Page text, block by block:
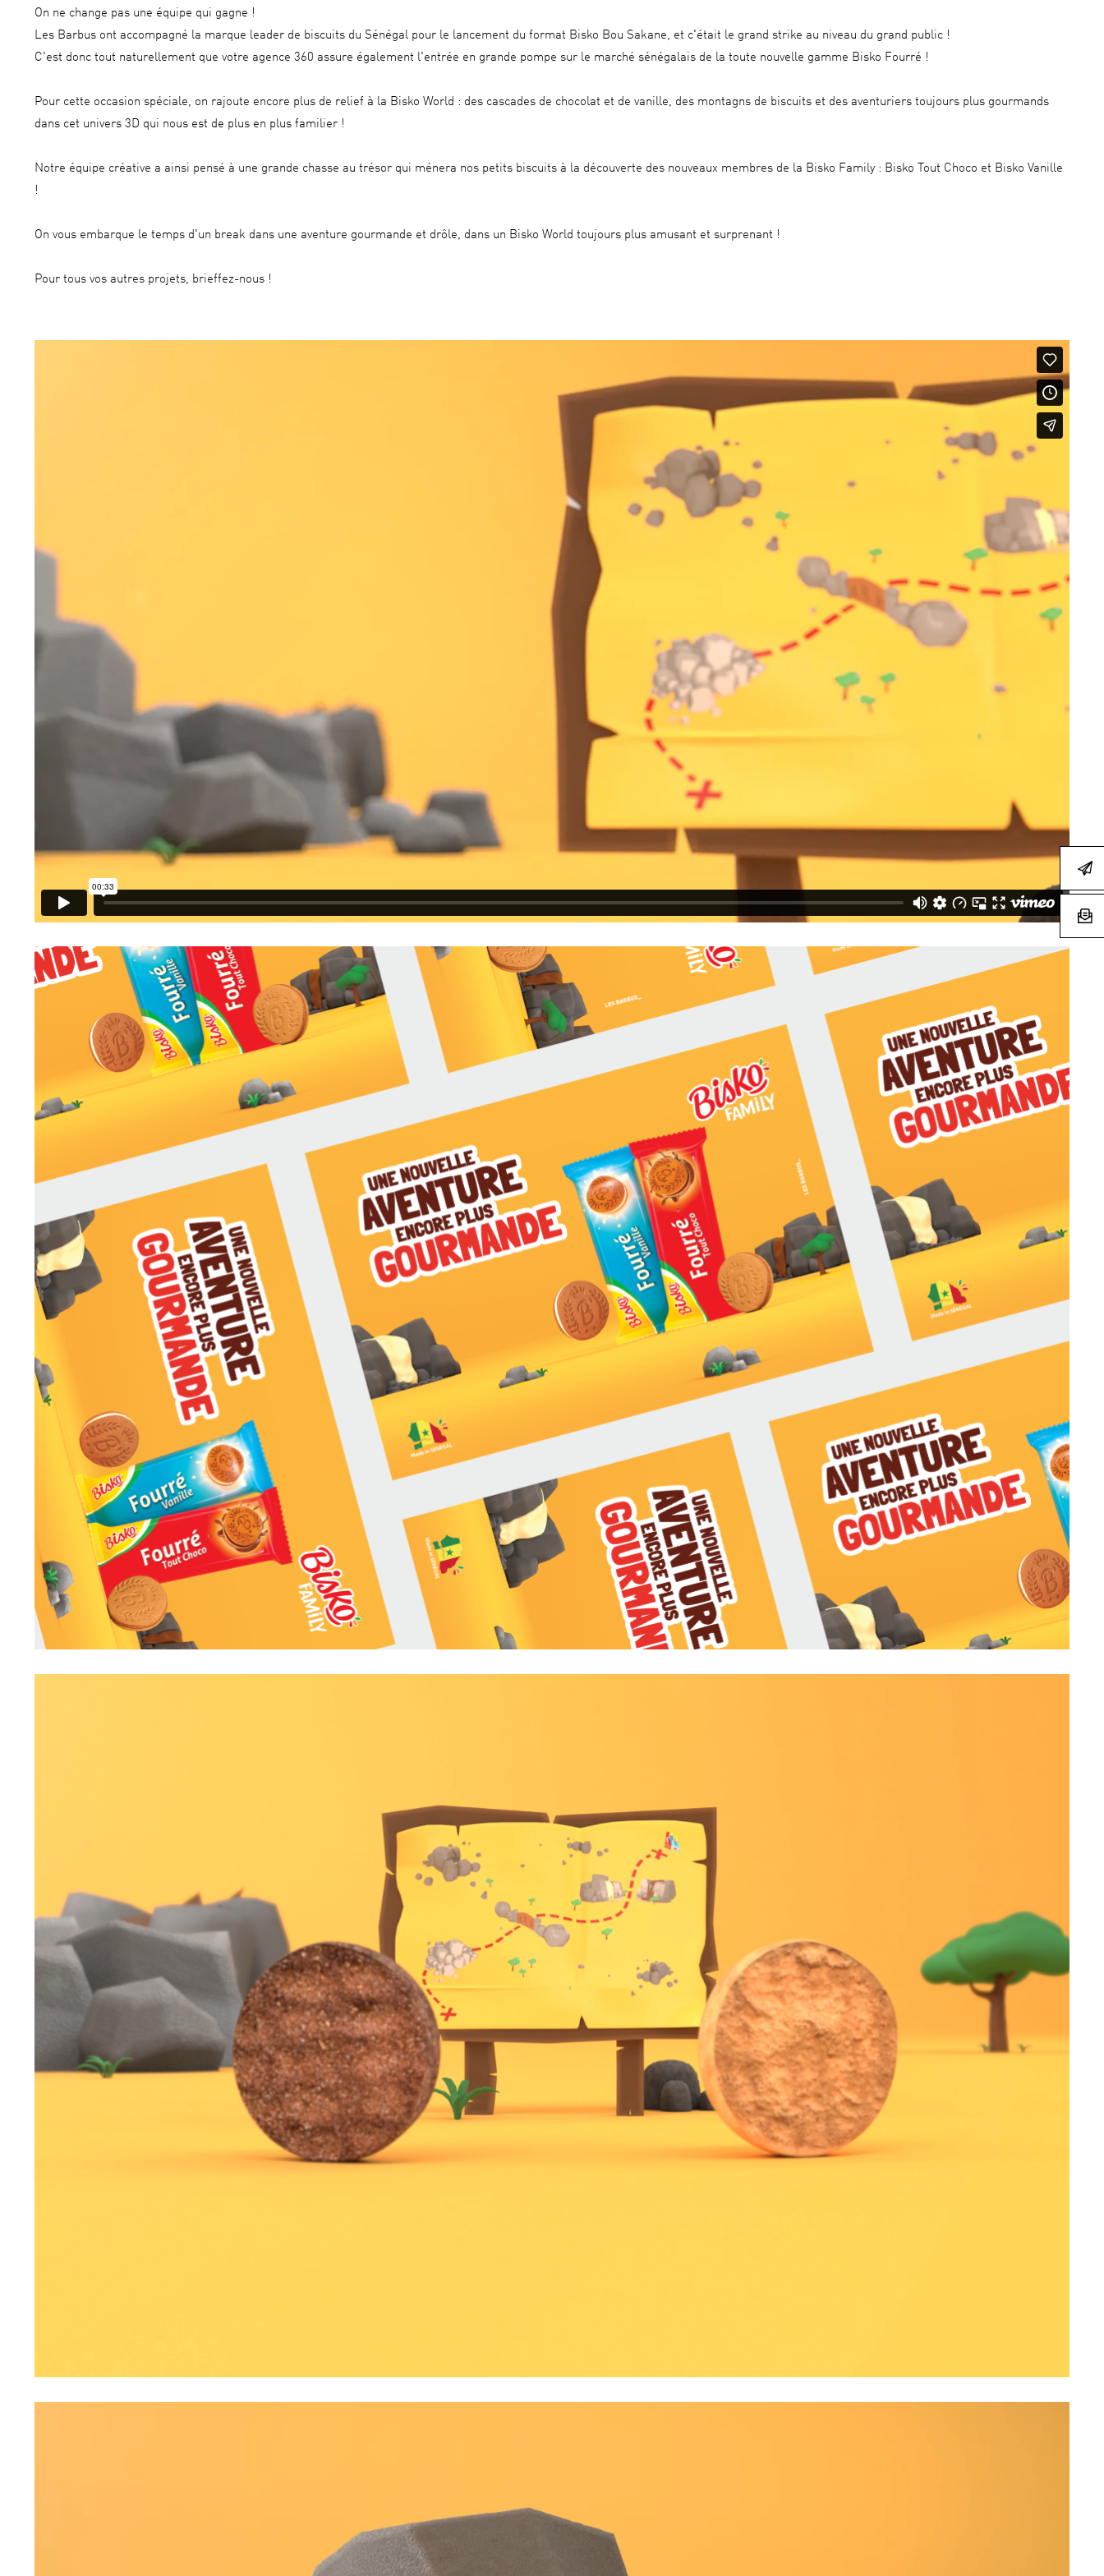
On ne change pas une équipe qui gagne !
Les Barbus ont accompagné la marque leader de biscuits du Sénégal pour le lancement du format Bisko Bou Sakane, et c'était le grand strike au niveau du grand public !
C'est donc tout naturellement que votre agence 360 assure également l'entrée en grande pompe sur le marché sénégalais de la toute nouvelle gamme Bisko Fourré !
Pour cette occasion spéciale, on rajoute encore plus de relief à la Bisko World : des cascades de chocolat et de vanille, des montagns de biscuits et des aventuriers toujours plus gourmands
dans cet univers 3D qui nous est de plus en plus familier !
Notre équipe créative a ainsi pensé à une grande chasse au trésor qui ménera nos petits biscuits à la découverte des nouveaux membres de la Bisko Family : Bisko Tout Choco et Bisko Vanille
!
On vous embarque le temps d'un break dans une aventure gourmande et drôle, dans un Bisko World toujours plus amusant et surprenant !
Pour tous vos autres projets, brieffez-nous !